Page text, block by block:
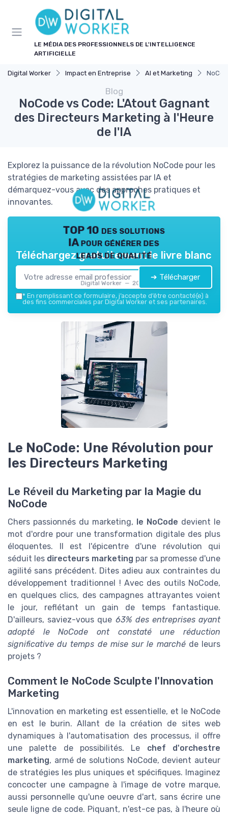
LE MÉDIA DES PROFESSIONNELS DE L'INTELLIGENCE
ARTIFICIELLE
Digital Worker Impact en Entreprise AI et Marketing
Blog
NoCode vs Code: L'Atout Gagnant
des Directeurs Marketing à l'Heure
de l'IA
Explorez la puissance de la révolution NoCode pour les
stratégies de marketing assistées par IA et
démarquez-vous avec des approches pratiques et
innovantes.
TOP 10 des solutions
IA pour générer des
leads de qualité
Digital Worker — 2026
Téléchargez gratuitement le livre blanc
➔ Télécharger
* En remplissant ce formulaire, j’accepte d’être contacté(e) à
des fins commerciales par Digital Worker et ses partenaires.
Le NoCode: Une Révolution pour
les Directeurs Marketing
Le Réveil du Marketing par la Magie du
NoCode
Chers passionnés du marketing, le NoCode devient le
mot d'ordre pour une transformation digitale des plus
éloquentes. Il est l'épicentre d'une révolution qui
séduit les directeurs marketing par sa promesse d'une
agilité sans précédent. Dites adieu aux contraintes du
développement traditionnel ! Avec des outils NoCode,
en quelques clics, des campagnes attrayantes voient
le jour, reflétant un gain de temps fantastique.
D'ailleurs, saviez-vous que 63% des entreprises ayant
adopté le NoCode ont constaté une réduction
significative du temps de mise sur le marchéde leurs
projets ?
Comment le NoCode Sculpte l'Innovation
Marketing
L'innovation en marketing est essentielle, et le NoCode
en est le burin. Allant de la création de sites web
dynamiques à l'automatisation des processus, il offre
une palette de possibilités. Le chef d'orchestre
marketing, armé de solutions NoCode, devient auteur
de stratégies les plus uniques et spécifiques. Imaginez
concocter une campagne à l'image de votre marque,
aussi personnelle qu'une oeuvre d'art, sans écrire une
seule ligne de code. Piquant, n'est-ce pas, à l'heure où